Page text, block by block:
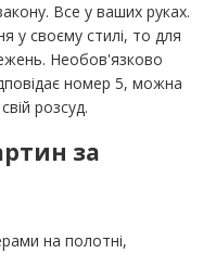
Все у ваших руках.
у своєму стилі, то для
Необов'язково
номер 5, можна
розсуд.
за
на полотні,